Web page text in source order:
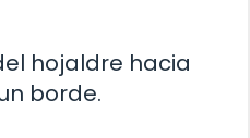
hojaldre hacia
borde.